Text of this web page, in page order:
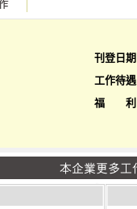
刊登日期
工作待遇
福 利